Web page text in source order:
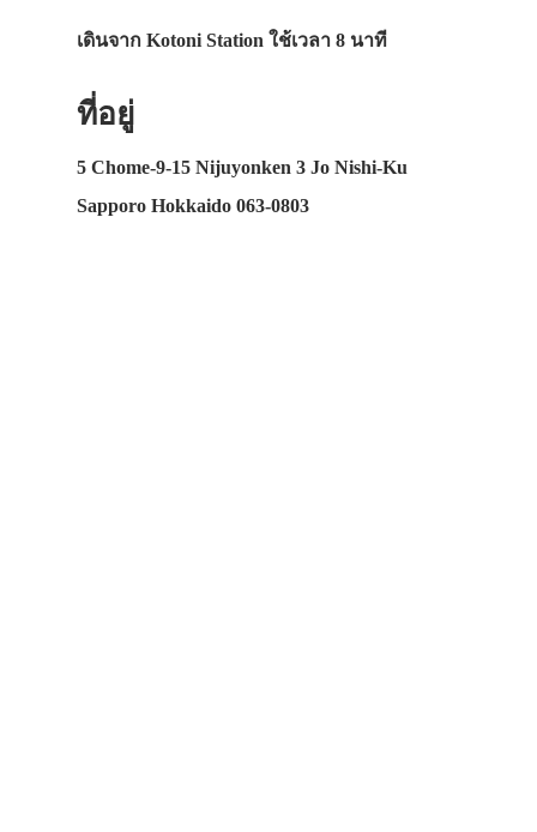
เดินจาก Kotoni Station ใช้เวลา 8 นาที
ที่อยู่
5 Chome-9-15 Nijuyonken 3 Jo Nishi-Ku
Sapporo Hokkaido 063-0803